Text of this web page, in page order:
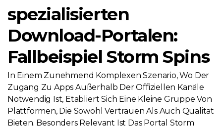
spezialisierten
Download-Portalen:
Fallbeispiel Storm Spins
In Einem Zunehmend Komplexen Szenario, Wo Der
Zugang Zu Apps Außerhalb Der Offiziellen Kanäle
Notwendig Ist, Etabliert Sich Eine Kleine Gruppe Von
Plattformen, Die Sowohl Vertrauen Als Auch Qualität
Bieten. Besonders Relevant Ist Das Portal Storm